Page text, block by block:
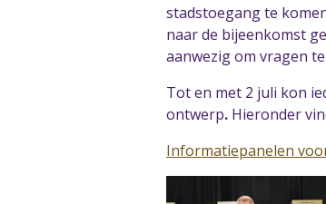
stadstoegang te
naar de bijeenkomst
aanwezig om vragen
Tot en met 2 juli kon
ontwerp. Hieronder
Informatiepanelen